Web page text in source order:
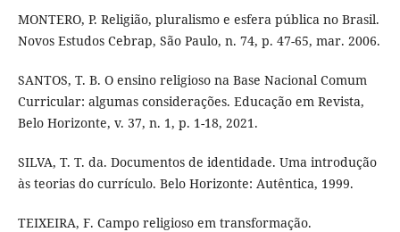
MONTERO, P. Religião, pluralismo e esfera pública no Brasil.
Novos Estudos Cebrap, São Paulo, n. 74, p. 47-65, mar. 2006.
SANTOS, T. B. O ensino religioso na Base Nacional Comum
Curricular: algumas considerações. Educação em Revista,
Belo Horizonte, v. 37, n. 1, p. 1-18, 2021.
SILVA, T. T. da. Documentos de identidade. Uma introdução
às teorias do currículo. Belo Horizonte: Autêntica, 1999.
TEIXEIRA, F. Campo religioso em transformação.